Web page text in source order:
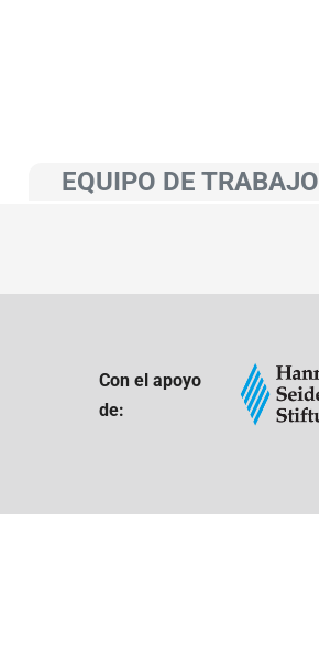
EQUIPO DE TRABAJO
Con el apoyo
de: